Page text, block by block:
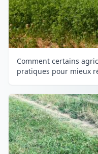
Comment certains
pratiques pour mieux